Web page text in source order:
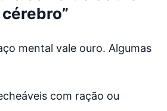
mental vale ouro. Algumas
com ração ou